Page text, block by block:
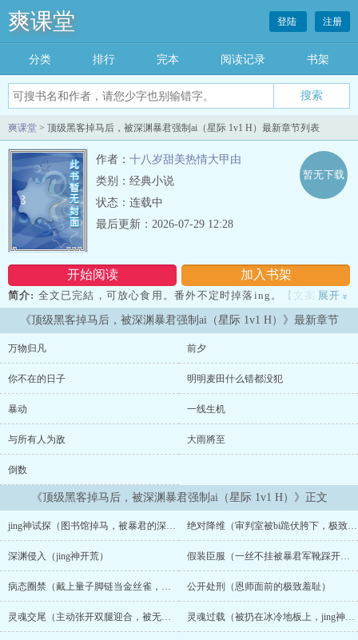
爽课堂 登陆 注册
分类 排行 完本 阅读记录 书架
爽课堂 > 顶级黑客掉马后，被深渊暴君强制ai（星际 1v1 H）最新章节列表
作者： 十八岁甜美热情大甲由
类别：经典小说
状态：连载中
开始阅读 加入书架
暂无下载
最后更新：2026-07-29 12:28
简介: 全文已完結，可放心食用。番外不定时掉落ing。【文案】沈微
有两个致命的秘密。第一，她是个全星系通缉的顶级黑客。第二，她
正在色诱那个十年前毁了她家园的帝国暴君。为报家国血仇，沈微甘
愿沦为暴君的专属禁脔。 她以为自己是在忍辱负重、用这具皮囊去换
清冷女官；夜里，她却只能塌着腰伏在暴君的膝头，被看不见的jing
神触手玩弄得大水泛滥、哭着求饶。沈微咬牙切齿地蛰伏：只要在极
致高chao的那万分之一秒防御松懈时，将病毒捅进他的大脑，就是这
个恶魔的死期！直到那一夜，她自以为天衣无缝地发动了致命一击。
男人却好整以暇地擦去嘴角的鲜血： 「沈大人，妳这几个月来，到底
是在色诱孤……还是纯粹在发情？」沈微崩溃地发现，这头傲慢的顶
级掠食者，早就看穿了她所有的算计！更要命的是……说好的冷酷刺
杀，为什么她这颗清冷的大脑，竟然早就对仇人的深渊jing神力，产
生了最不知羞耻的生理成瘾？！【食用指南?】1v1，双处 (SC)，
HE。rou与剧情并重。核心梗：理智要杀你，身体却疯狂渴求你。星
际科幻 / 强制ai / 体型差 / 双强相ai相杀。男主极度强势、占有欲爆
表、带点恶劣的掌控欲。全文高能反转，无雌竞，男女主只有彼此，
神力（异能）： 高阶异能者可以将jing神力具象化为武器（如触手、
矩阵、幻境），进行跨维度的攻击。量子天网： 覆盖全星系的虚拟网
络，也是各方势力争夺控制权的核心战场。【星系三大核心阵营】帝
国（最高统治区）： 曾由腐朽的「帝都旧贵族」统治，他们剥削底
展开 »
《顶级黑客掉马后，被深渊暴君强制ai（星际 1v1 H）》最新章节
万物归凡 前夕
你不在的日子 明明麦田什么错都没犯
暴动 一线生机
与所有人为敌 大雨將至
倒数
《顶级黑客掉马后，被深渊暴君强制ai（星际 1v1 H）》正文
jing神试探（图书馆掉马，被暴君的深渊威压死死锁定全身） 绝对降维（审判室被bi跪伏胯下，极致体型差碾压与军装摩擦）
深渊侵入（jing神开荒） 假装臣服（一丝不挂被暴君军靴踩开双腿，大水泛滥）
病态圈禁（戴上量子脚链当金丝雀，晚宴上被手指发狠搅弄口腔） 公开处刑（恩师面前的极致羞耻）
灵魂交尾（主动张开双腿迎合，被无形触手玩到失禁chao吹） 灵魂过载（被扔在冰冷地板上，jing神探针注入高压电流疯狂抽插）